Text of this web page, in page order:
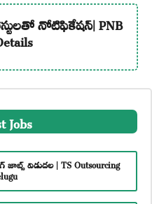
నోటిఫికేషన్| PNB
Jobs
విడుదల | TS Outsourcing